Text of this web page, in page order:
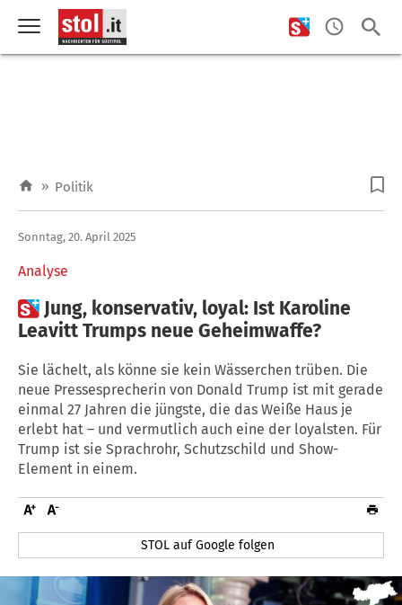
» Politik
Analyse
Sonntag, 20. April 2025
 Jung, konservativ, loyal: Ist Karoline
Leavitt Trumps neue Geheimwaffe?
Sie lächelt, als könne sie kein Wässerchen trüben. Die
neue Pressesprecherin von Donald Trump ist mit gerade
einmal 27 Jahren die jüngste, die das Weiße Haus je
erlebt hat – und vermutlich auch eine der loyalsten. Für
Trump ist sie Sprachrohr, Schutzschild und Show-
Element in einem.
STOL auf Google folgen